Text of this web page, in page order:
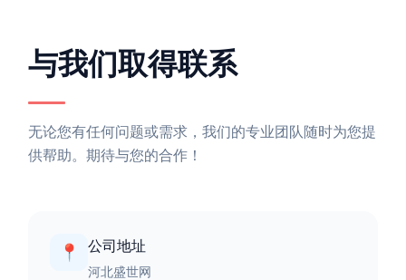
与我们取得联系
无论您有任何问题或需求，我们的专业团队随时为您提
供帮助。期待与您的合作！
📍 公司地址
河北盛世网